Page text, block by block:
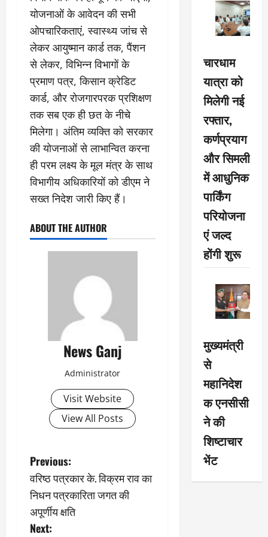
योजनाओं के आवेदन की सभी
ओपचारिकताएं, स्वास्थ्य जांच से
लेकर आयुष्मान कार्ड तक, पैंशन
से लेकर, विभिन्न विभागों के
प्रमाण पत्र, किसान क्रेडिट
कार्ड, और रोजगारपरक प्रशिक्षण
तक सब एक ही छत के नीचे
मिलेगा। अंतिम व्यक्ति को सरकार
की योजनाओं से लाभान्वित करना
ही परम लक्ष्य के मूल मंत्र के साथ
विभागीय अधिकारियों को डीएम ने
सख्त निदेश जारी किए हैं।
ABOUT THE AUTHOR
News Ganj
Administrator
Visit Website
View All Posts
P
o
s
Previous:
वरिष्ठ पत्रकार के. विक्रम राव का
निधन पत्रकारिता जगत की
अपूर्णीय क्षति
Next:
चारधाम
यात्रा को
मिलेगी नई
रफ्तार,
कर्णप्रयाग
और सिमली
में आधुनिक
पार्किंग
परियोजना
एं जल्द
होंगी शुरू
मुख्यमंत्री
से
महानिदेश
क एनसीसी
ने की
शिष्टाचार
भेंट